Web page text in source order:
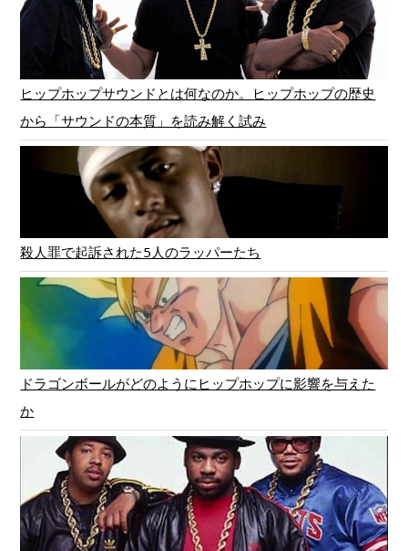
ヒップホップサウンドとは何なのか。ヒップホップの歴史
から「サウンドの本質」を読み解く試み
殺人罪で起訴された5人のラッパーたち
ドラゴンボールがどのようにヒップホップに影響を与えた
か